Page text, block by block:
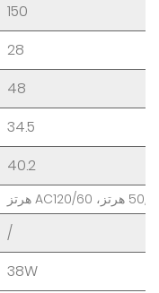
150
28
48
34.5
40.2
50/ هرتز، AC120/60 هرتز
/
38W